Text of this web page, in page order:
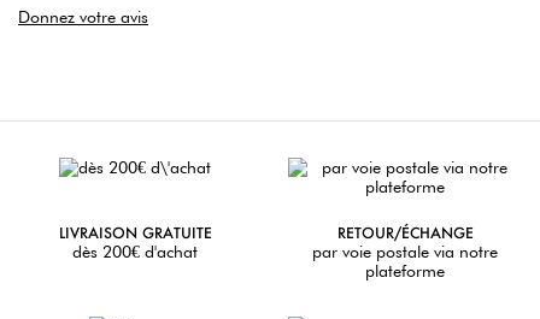
Donnez votre avis
LIVRAISON GRATUITE
dès 200€ d'achat
RETOUR/ÉCHANGE
par voie postale via notre
plateforme